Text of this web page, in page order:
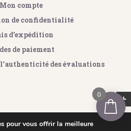
Mon compte
de confidentialité
d’expédition
de paiement
des évaluations
2023 - 2026 by SeifenLust®
pour vous offrir la meilleure
0